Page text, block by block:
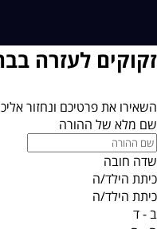
זקוקים לעזרה
השאירו את פרטיכם ונחזור
שם מלא של ההורה
שדה חובה
כיתת הילד/ה
כיתת הילד/ה
ב - ד